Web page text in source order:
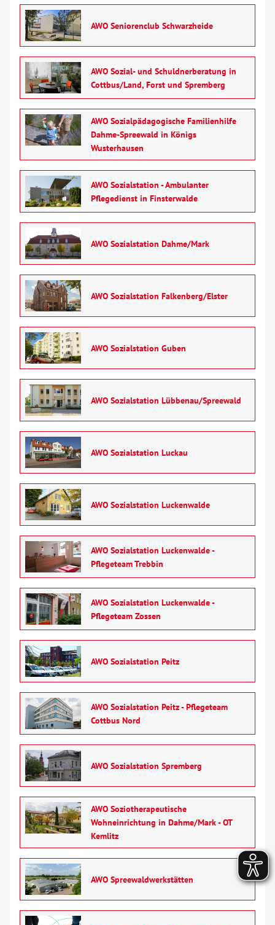
AWO Seniorenclub Schwarzheide
AWO Sozial- und Schuldnerberatung in
Cottbus/Land, Forst und Spremberg
AWO Sozialpädagogische Familienhilfe
Dahme-Spreewald in Königs
Wusterhausen
AWO Sozialstation - Ambulanter
Pflegedienst in Finsterwalde
AWO Sozialstation Dahme/Mark
AWO Sozialstation Falkenberg/Elster
AWO Sozialstation Guben
AWO Sozialstation Lübbenau/Spreewald
AWO Sozialstation Luckau
AWO Sozialstation Luckenwalde
AWO Sozialstation Luckenwalde -
Pflegeteam Trebbin
AWO Sozialstation Luckenwalde -
Pflegeteam Zossen
AWO Sozialstation Peitz
AWO Sozialstation Peitz - Pflegeteam
Cottbus Nord
AWO Sozialstation Spremberg
AWO Soziotherapeutische
Wohneinrichtung in Dahme/Mark - OT
Kemlitz
AWO Spreewaldwerkstätten